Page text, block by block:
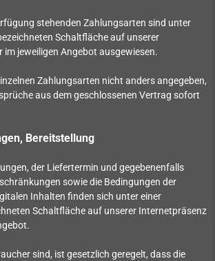
stehenden Zahlungsarten sind unter
Schaltfläche auf unserer
im jeweiligen Angebot ausgewiesen.
Zahlungsarten nicht anders angegeben,
aus dem geschlossenen Vertrag sofort
Bereitstellung
der Liefertermin und gegebenenfalls
sowie die Bedingungen der
Inhalten finden sich unter einer
Schaltfläche auf unserer Internetpräsenz
sind, ist gesetzlich geregelt, dass die